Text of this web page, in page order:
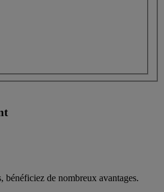
bénéficiez de nombreux avantages.